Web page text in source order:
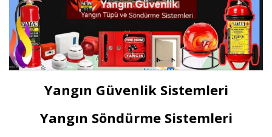
Yangın Güvenlik Sistemleri
Yangın Söndürme Sistemleri